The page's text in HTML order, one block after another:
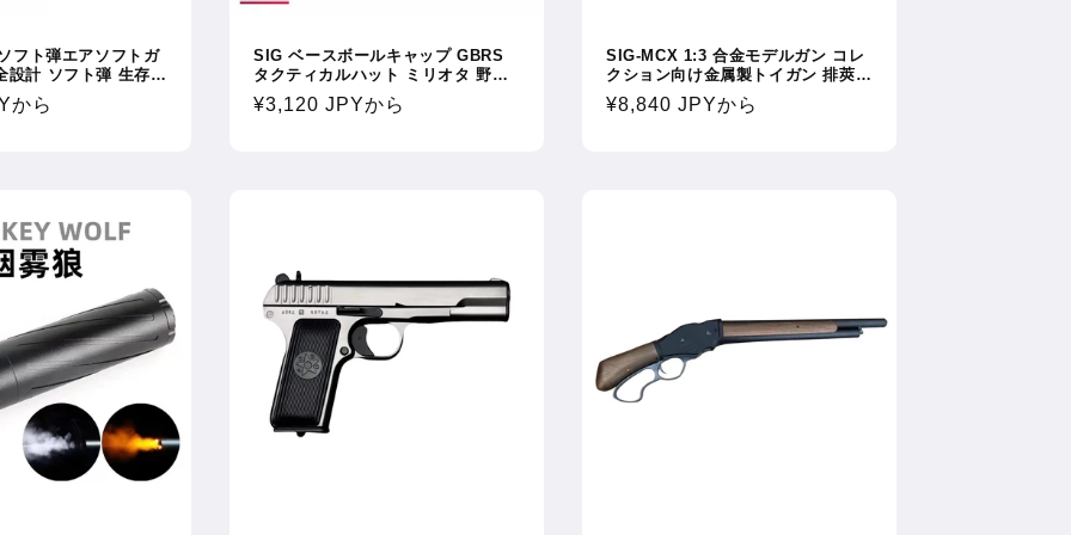
フト弾エアソフトガ
弾 生存ゲ
ンに最適
から
SIG ベースボールキャップ GBRS
タクティカルハット ミリオタ 野球
帽 野球キャップ 汎用サイズ
通
¥3,120 JPYから
SIG-MCX 1:3 合金モデルガン コレ
クション向け金属製トイガン 排莢・
分解・折りたたみ式ストック付き 発
射不可
通
¥8,840 JPYから